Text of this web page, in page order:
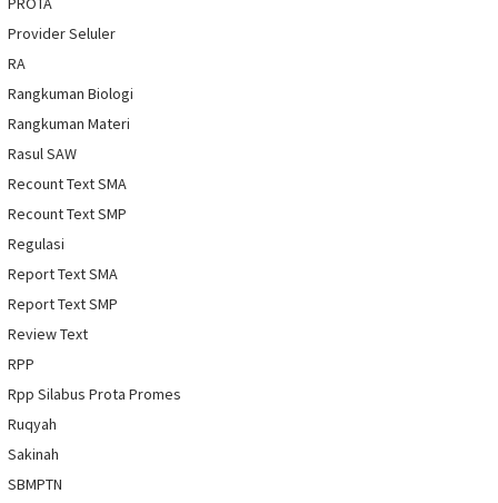
Provider Seluler
RA
Rangkuman Biologi
Rangkuman Materi
Rasul SAW
Recount Text SMA
Recount Text SMP
Regulasi
Report Text SMA
Report Text SMP
Review Text
RPP
Rpp Silabus Prota Promes
Ruqyah
Sakinah
SBMPTN